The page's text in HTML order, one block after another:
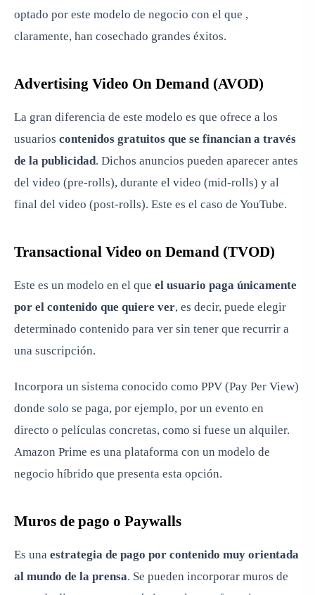
optado por este modelo de negocio con el que ,
claramente, han cosechado grandes éxitos.
Advertising Video On Demand (AVOD)
La gran diferencia de este modelo es que ofrece a los
usuarios contenidos gratuitos que se financian a través
de la publicidad. Dichos anuncios pueden aparecer antes
del video (pre-rolls), durante el video (mid-rolls) y al
final del video (post-rolls). Este es el caso de YouTube.
Transactional Video on Demand (TVOD)
Este es un modelo en el que el usuario paga únicamente
por el contenido que quiere ver, es decir, puede elegir
determinado contenido para ver sin tener que recurrir a
una suscripción.
Incorpora un sistema conocido como PPV (Pay Per View)
donde solo se paga, por ejemplo, por un evento en
directo o películas concretas, como si fuese un alquiler.
Amazon Prime es una plataforma con un modelo de
negocio híbrido que presenta esta opción.
Muros de pago o Paywalls
Es una estrategia de pago por contenido muy orientada
al mundo de la prensa. Se pueden incorporar muros de